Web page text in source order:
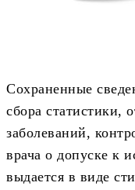
Сохраненные
сбора статистики,
заболеваний,
врача о допуске к
выдается в виде